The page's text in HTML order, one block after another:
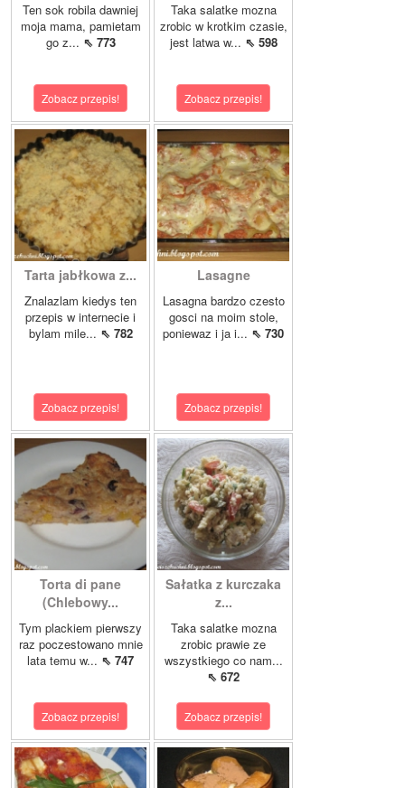
Ten sok robila dawniej
moja mama, pamietam
go z... ⇖ 773
Zobacz przepis!
Taka salatke mozna
zrobic w krotkim czasie,
jest latwa w... ⇖ 598
Zobacz przepis!
Tarta jabłkowa z...
Znalazlam kiedys ten
przepis w internecie i
bylam mile... ⇖ 782
Zobacz przepis!
Lasagne
Lasagna bardzo czesto
gosci na moim stole,
poniewaz i ja i... ⇖ 730
Zobacz przepis!
Torta di pane
(Chlebowy...
Tym plackiem pierwszy
raz poczestowano mnie
lata temu w... ⇖ 747
Zobacz przepis!
Sałatka z kurczaka
z...
Taka salatke mozna
zrobic prawie ze
wszystkiego co nam...
⇖ 672
Zobacz przepis!